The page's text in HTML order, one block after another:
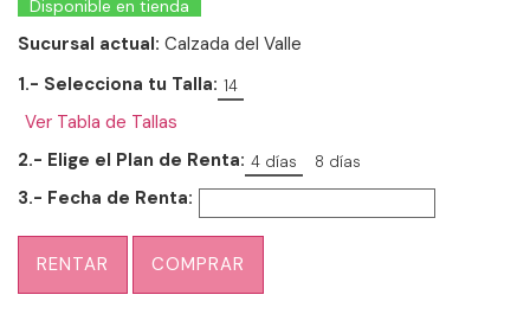
Disponible en tienda
Sucursal actual: Calzada del Valle
1.- Selecciona tu Talla: 14
Ver Tabla de Tallas
2.- Elige el Plan de Renta: 4 días 8 días
3.- Fecha de Renta:
RENTAR COMPRAR